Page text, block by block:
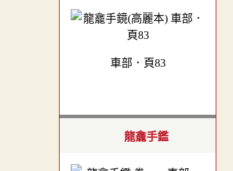
車部．頁83
龍龕手鑑